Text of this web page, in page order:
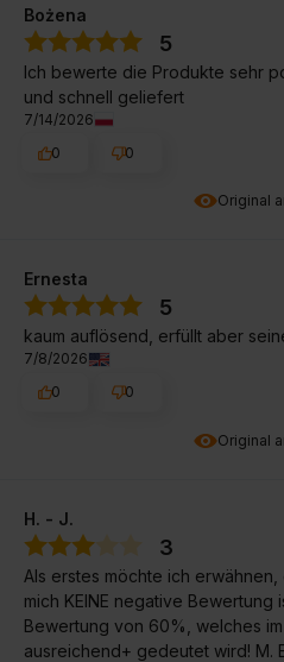
Original
Bożena
5
Ich bewerte die Produkte sehr
und schnell geliefert
7/14/2026
0
0
Original
Ernesta
5
kaum auflösend, erfüllt aber
7/8/2026
0
0
H. - J.
3
Als erstes möchte ich
mich KEINE negative Bewertung
Bewertung von 60%, welches
ausreichend+ gedeutet wird! M.